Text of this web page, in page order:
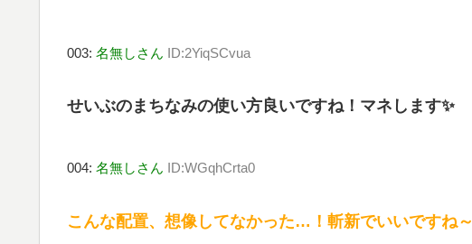
003: 名無しさん ID:2YiqSCvua
せいぶのまちなみの使い方良いですね！マネします✨
004: 名無しさん ID:WGqhCrta0
こんな配置、想像してなかった…！斬新でいいですね～